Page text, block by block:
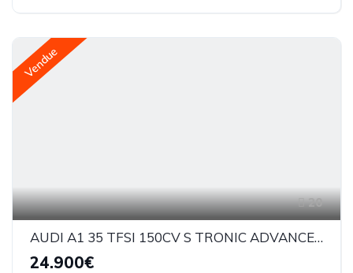
Vendue
20
AUDI A1 35 TFSI 150CV S TRONIC ADVANCED
24.900€